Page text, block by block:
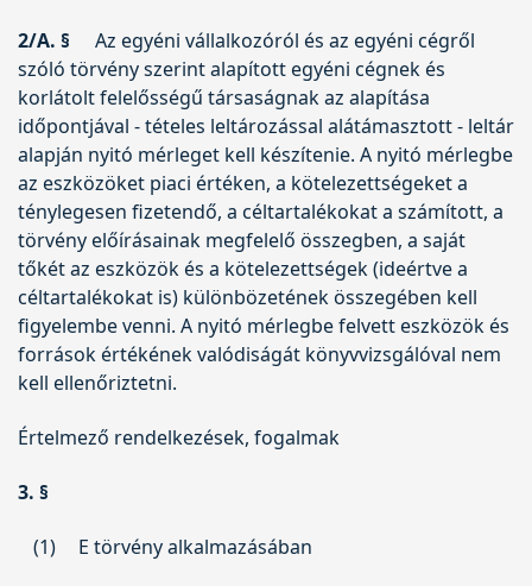
2/A. §
Az egyéni vállalkozóról és az egyéni cégről
szóló törvény szerint alapított egyéni cégnek és
korlátolt felelősségű társaságnak az alapítása
időpontjával - tételes leltározással alátámasztott - leltár
alapján nyitó mérleget kell készítenie. A nyitó mérlegbe
az eszközöket piaci értéken, a kötelezettségeket a
ténylegesen fizetendő, a céltartalékokat a számított, a
törvény előírásainak megfelelő összegben, a saját
tőkét az eszközök és a kötelezettségek (ideértve a
céltartalékokat is) különbözetének összegében kell
figyelembe venni. A nyitó mérlegbe felvett eszközök és
források értékének valódiságát könyvvizsgálóval nem
kell ellenőriztetni.
Értelmező rendelkezések, fogalmak
3. §
(1) E törvény alkalmazásában